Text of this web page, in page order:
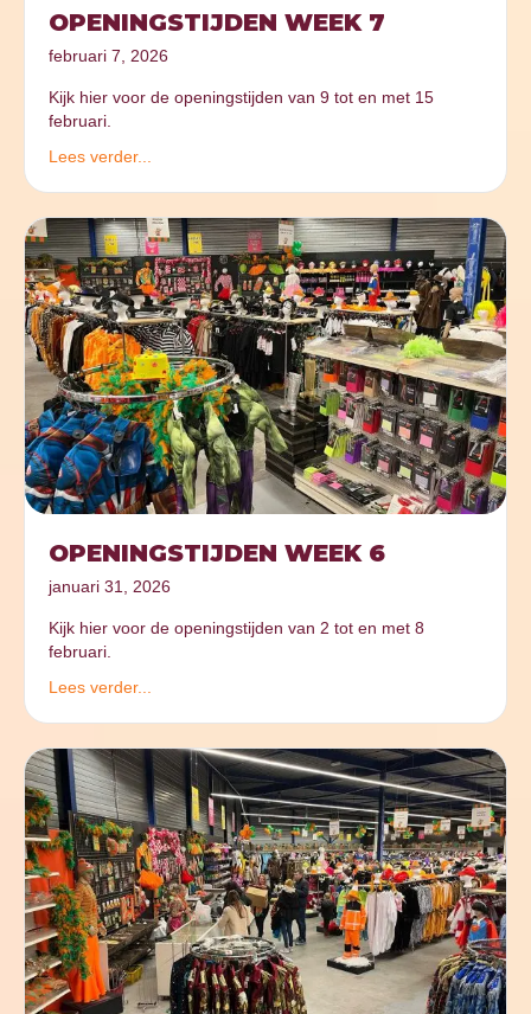
OPENINGSTIJDEN WEEK 7
februari 7, 2026
Kijk hier voor de openingstijden van 9 tot en met 15
februari.
Lees verder...
OPENINGSTIJDEN WEEK 6
januari 31, 2026
Kijk hier voor de openingstijden van 2 tot en met 8
februari.
Lees verder...